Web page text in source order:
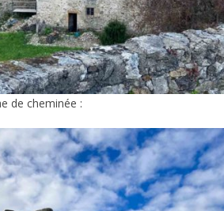
de cheminée :